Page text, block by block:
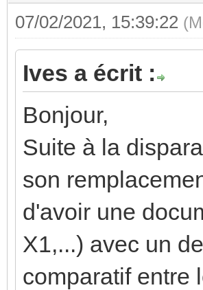
07/02/2021, 15:39:22
Ives a écrit :
Bonjour,
Suite à la
son
d'avoir une
X1,...) avec un
comparatif entre